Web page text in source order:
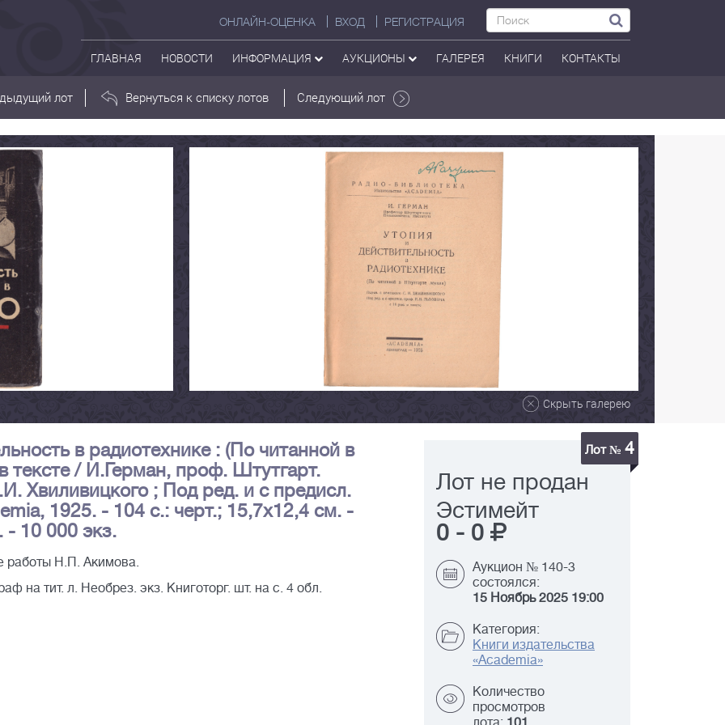
ОНЛАЙН-ОЦЕНКА ВХОД РЕГИСТРАЦИЯ
ГЛАВНАЯ НОВОСТИ ИНФОРМАЦИЯ АУКЦИОНЫ ГАЛЕРЕЯ КНИГИ КОНТАКТЫ
лот Вернуться к списку лотов Следующий лот
Скрыть галерею
в радиотехнике : (По читанной в
тексте / И.Герман, проф. Штутгарт.
Хвиливицкого ; Под ред. и с предисл.
1925. - 104 с.: черт.; 15,7х12,4 см. -
- 10 000 экз.
работы Н.П. Акимова.
на тит. л. Необрез. экз. Книготорг. шт. на с. 4 обл.
Лот № 4
Лот не продан
Эстимейт
0 - 0
Аукцион № 140-3
состоялся:
15 Ноябрь 2025 19:00
Категория:
Книги издательства
«Academia»
Количество
просмотров